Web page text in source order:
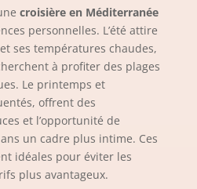
croisière en Méditerranée
personnelles. L’été attire
ses températures chaudes,
à profiter des plages
Le printemps et
offrent des
et l’opportunité de
un cadre plus intime. Ces
idéales pour éviter les
plus avantageux.